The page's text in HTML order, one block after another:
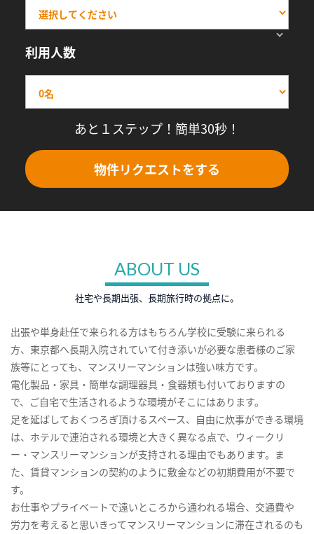
利用人数
あと１ステップ！簡単30秒！
物件リクエストをする
ABOUT US
社宅や長期出張、長期旅行時の拠点に。
出張や単身赴任で来られる方はもちろん学校に受験に来られる
方、東京都へ長期入院されていて付き添いが必要な患者様のご家
族等にとっても、マンスリーマンションは強い味方です。
電化製品・家具・簡単な調理器具・食器類も付いておりますの
で、ご自宅で生活されるような環境がそこにはあります。
足を延ばしておくつろぎ頂けるスペース、自由に炊事ができる環境
は、ホテルで連泊される環境と大きく異なる点で、ウィークリ
ー・マンスリーマンションが支持される理由でもあります。ま
た、賃貸マンションの契約のように敷金などの初期費用が不要で
す。
お仕事やプライベートで遠いところから通われる場合、交通費や
労力を考えると思いきってマンスリーマンションに滞在されるのも